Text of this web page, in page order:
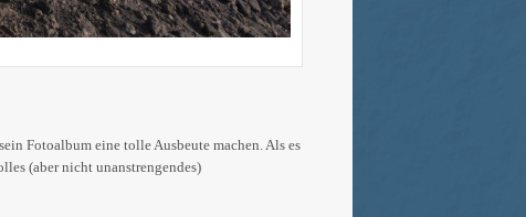
Fotoalbum eine tolle Ausbeute machen. Als es
(aber nicht unanstrengendes)